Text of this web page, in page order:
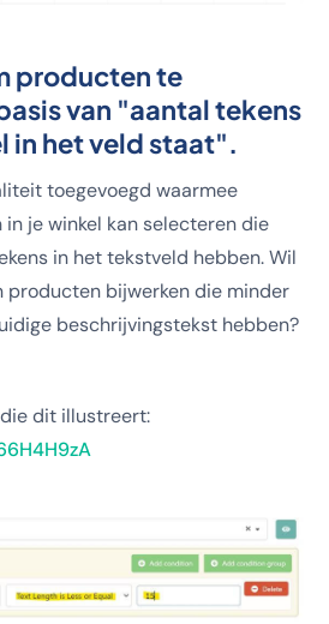
producten te
van "aantal tekens
in het veld staat".
toegevoegd waarmee
in je winkel kan selecteren die
in het tekstveld hebben. Wil
producten bijwerken die minder
beschrijvingstekst hebben?
dit illustreert: